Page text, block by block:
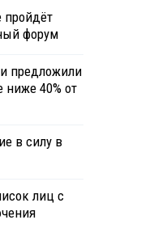
пройдёт
форум
предложили
ниже 40% от
в силу в
лиц с